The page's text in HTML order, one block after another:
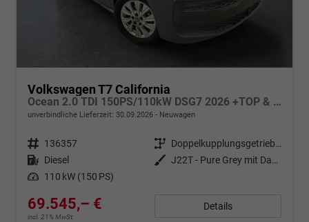
Volkswagen T7 California
Ocean 2.0 TDI 150PS/110kW DSG7 2026 +TOP & PARK PAKET+18" ALU+AHK+TRAVEL ASSIST+EL- HEBEDACH, BASALT GRAU+CAMPINGAUSBAU
unverbindliche Lieferzeit: 30.09.2026 Neuwagen
Fahrzeugnr. 136357 Getriebe
Doppelkupplungsgetriebe (DSG)
Kraftstoff Diesel Außenfarbe
J22T - Pure Grey mit Dach in Schwarz
Leistung 110 kW (150 PS)
69.545,– €
incl. 21% MwSt.
Details